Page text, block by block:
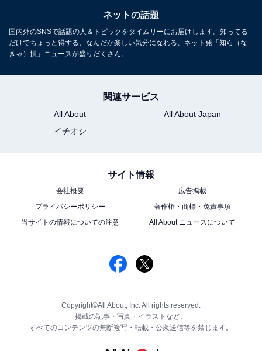
ネットの話題
国内外のSNSで話題の人＆トピックをタイムリーにお届けします。知ってる
だけでちょっと得する、なんだか楽しい気分になれる、ネット発「知ら（な
きゃ）損」ニュースが盛りだくさん。
関連サービス
All About
All About Japan
イチオシ
サイト情報
会社概要
広告掲載
プライバシーポリシー
著作権・商標・免責事項
当サイトの情報についての注意
All About ニュースについて
Copyright©All About, Inc. All rights reserved.
掲載の記事・写真・イラストなど、
すべてのコンテンツの無断複写・転載・公衆送信等を禁じます。